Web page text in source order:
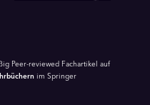
Peer-reviewed Fachartikel auf
im Springer